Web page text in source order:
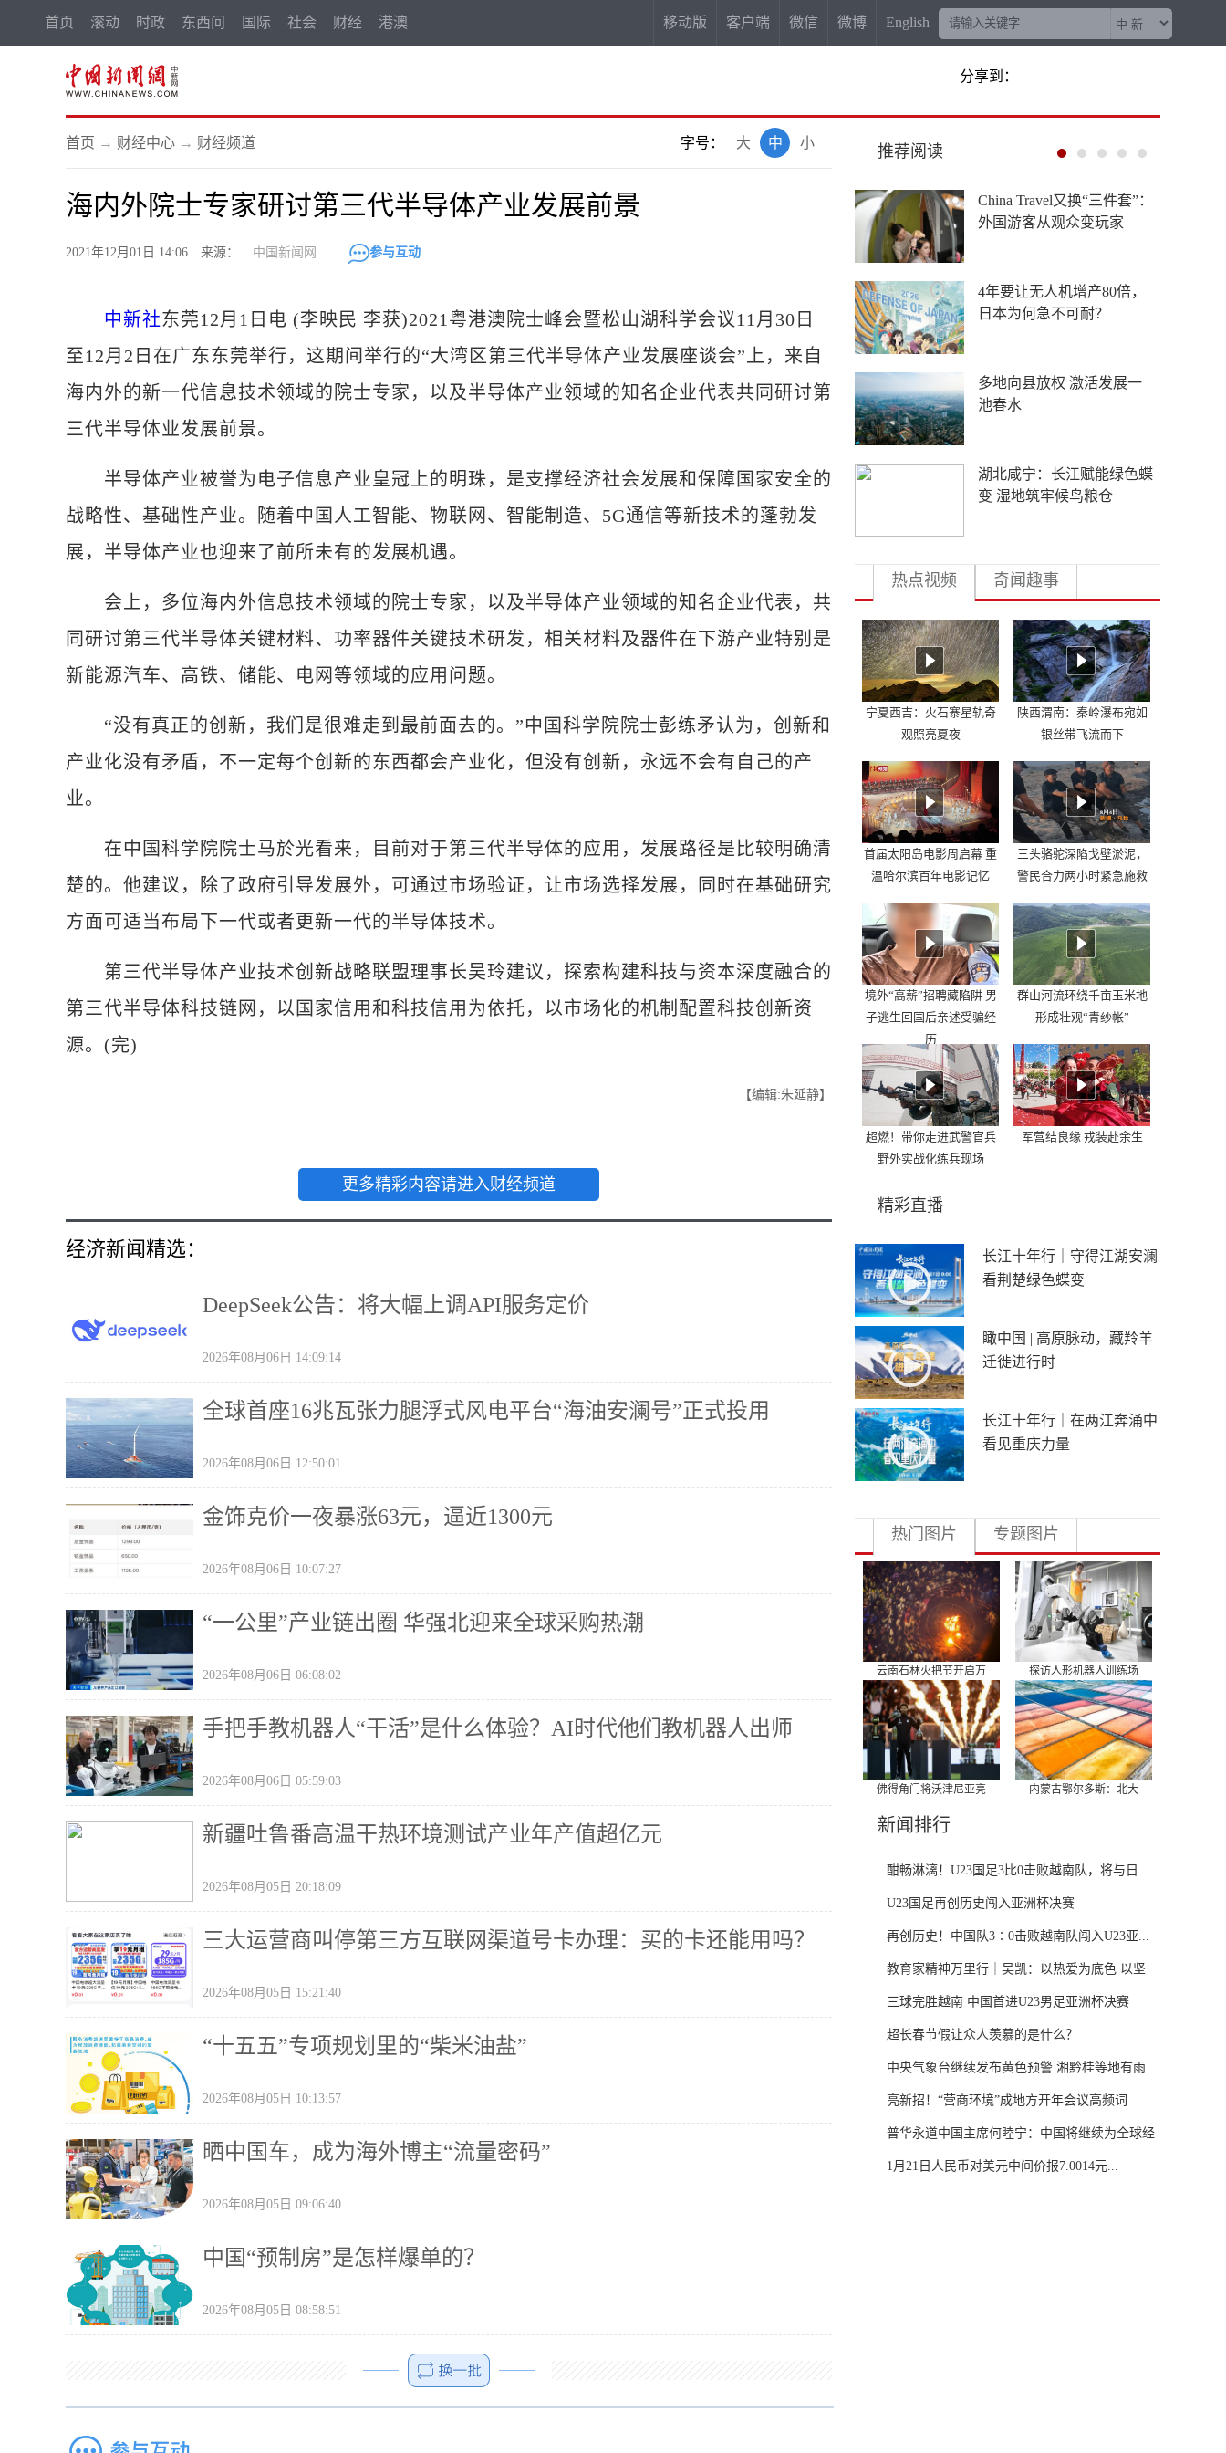
首页 滚动 时政 东西问 国际 社会 财经 港澳 移动版 客户端 微信 微博 English
分享到：
首页 → 财经中心 → 财经频道 字号： 小
中
大
海内外院士专家研讨第三代半导体产业发展前景
2021年12月01日 14:06 来源： 中国新闻网 参与互动
中新社东莞12月1日电 (李映民 李获)2021粤港澳院士峰会暨松山湖科学会议11月30日
至12月2日在广东东莞举行，这期间举行的“大湾区第三代半导体产业发展座谈会”上，来自
海内外的新一代信息技术领域的院士专家，以及半导体产业领域的知名企业代表共同研讨第
三代半导体业发展前景。
半导体产业被誉为电子信息产业皇冠上的明珠，是支撑经济社会发展和保障国家安全的
战略性、基础性产业。随着中国人工智能、物联网、智能制造、5G通信等新技术的蓬勃发
展，半导体产业也迎来了前所未有的发展机遇。
会上，多位海内外信息技术领域的院士专家，以及半导体产业领域的知名企业代表，共
同研讨第三代半导体关键材料、功率器件关键技术研发，相关材料及器件在下游产业特别是
新能源汽车、高铁、储能、电网等领域的应用问题。
“没有真正的创新，我们是很难走到最前面去的。”中国科学院院士彭练矛认为，创新和
产业化没有矛盾，不一定每个创新的东西都会产业化，但没有创新，永远不会有自己的产
业。
在中国科学院院士马於光看来，目前对于第三代半导体的应用，发展路径是比较明确清
楚的。他建议，除了政府引导发展外，可通过市场验证，让市场选择发展，同时在基础研究
方面可适当布局下一代或者更新一代的半导体技术。
第三代半导体产业技术创新战略联盟理事长吴玲建议，探索构建科技与资本深度融合的
第三代半导体科技链网，以国家信用和科技信用为依托，以市场化的机制配置科技创新资
源。(完)
【编辑:朱延静】
更多精彩内容请进入财经频道
经济新闻精选：
DeepSeek公告：将大幅上调API服务定价
2026年08月06日 14:09:14
全球首座16兆瓦张力腿浮式风电平台“海油安澜号”正式投用
2026年08月06日 12:50:01
金饰克价一夜暴涨63元，逼近1300元
2026年08月06日 10:07:27
“一公里”产业链出圈 华强北迎来全球采购热潮
2026年08月06日 06:08:02
手把手教机器人“干活”是什么体验？AI时代他们教机器人出师
2026年08月06日 05:59:03
新疆吐鲁番高温干热环境测试产业年产值超亿元
2026年08月05日 20:18:09
三大运营商叫停第三方互联网渠道号卡办理：买的卡还能用吗？
2026年08月05日 15:21:40
“十五五”专项规划里的“柴米油盐”
2026年08月05日 10:13:57
晒中国车，成为海外博主“流量密码”
2026年08月05日 09:06:40
中国“预制房”是怎样爆单的？
2026年08月05日 08:58:51
推荐阅读
金价收复部分“失地” 长期趋
势待确认
美日联手救汇，献祭的却是
欧元？
丝路乐舞“不鼓自鸣”的生命
力在哪里？
五箭齐发！中方强力反制，
美国该清醒了
热点视频 奇闻趣事
宁夏西吉：火石寨星轨奇
观照亮夏夜
陕西渭南：秦岭瀑布宛如
银丝带飞流而下
首届太阳岛电影周启幕 重
温哈尔滨百年电影记忆
三头骆驼深陷戈壁淤泥，
警民合力两小时紧急施救
境外“高薪”招聘藏陷阱 男
子逃生回国后亲述受骗经
历
群山河流环绕千亩玉米地
形成壮观“青纱帐”
超燃！带你走进武警官兵
野外实战化练兵现场
军营结良缘 戎装赴余生
精彩直播
长江十年行｜守得江湖安澜
看荆楚绿色蝶变
瞰中国 | 高原脉动，藏羚羊
迁徙进行时
长江十年行｜在两江奔涌中
看见重庆力量
热门图片 专题图片
云南石林火把节开启万 探访人形机器人训练场
佛得角门将沃津尼亚亮 内蒙古鄂尔多斯：北大
新闻排行
酣畅淋漓！U23国足3比0击败越南队，将与日...
U23国足再创历史闯入亚洲杯决赛
再创历史！中国队3∶0击败越南队闯入U23亚...
教育家精神万里行｜吴凯：以热爱为底色 以坚
守...
三球完胜越南 中国首进U23男足亚洲杯决赛
超长春节假让众人羡慕的是什么？
中央气象台继续发布黄色预警 湘黔桂等地有雨
雪...
亮新招！“营商环境”成地方开年会议高频词
普华永道中国主席何睦宁：中国将继续为全球经
济...
1月21日人民币对美元中间价报7.0014元...